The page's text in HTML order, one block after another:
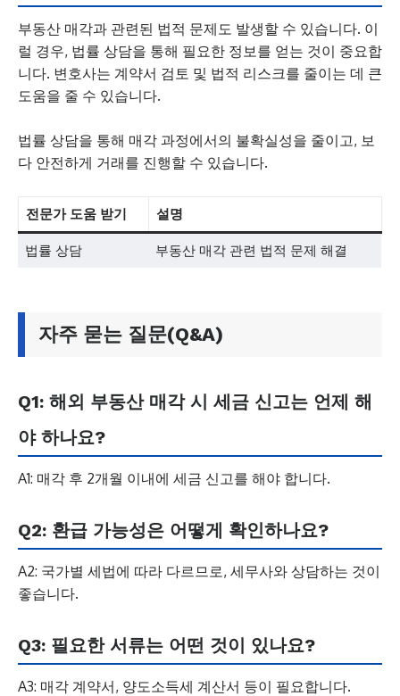
부동산 매각과 관련된 법적 문제도 발생할 수 있습니다. 이
럴 경우, 법률 상담을 통해 필요한 정보를 얻는 것이 중요합
니다. 변호사는 계약서 검토 및 법적 리스크를 줄이는 데 큰
도움을 줄 수 있습니다.
법률 상담을 통해 매각 과정에서의 불확실성을 줄이고, 보
다 안전하게 거래를 진행할 수 있습니다.
전문가 도움 받기 설명
법률 상담 부동산 매각 관련 법적 문제 해결
자주 묻는 질문(Q&A)
Q1: 해외 부동산 매각 시 세금 신고는 언제 해
야 하나요?
A1: 매각 후 2개월 이내에 세금 신고를 해야 합니다.
Q2: 환급 가능성은 어떻게 확인하나요?
A2: 국가별 세법에 따라 다르므로, 세무사와 상담하는 것이
좋습니다.
Q3: 필요한 서류는 어떤 것이 있나요?
A3: 매각 계약서, 양도소득세 계산서 등이 필요합니다.